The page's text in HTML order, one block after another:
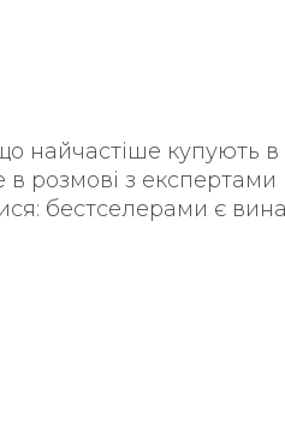
найчастіше купують в
розмові з експертами
бестселерами є